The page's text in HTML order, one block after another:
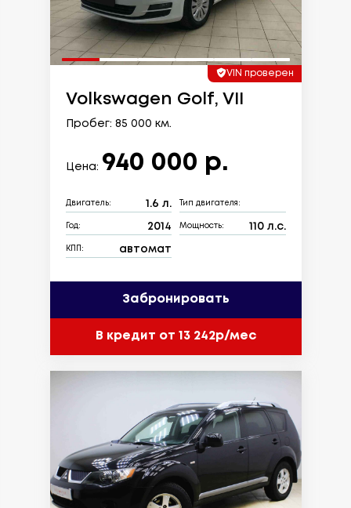
VIN проверен
Volkswagen Golf, VII
Пробег: 85 000 км.
Цена: 940 000 р.
Двигатель: 1.6 л. Тип двигателя:
Год: 2014 Мощность: 110 л.с.
КПП: автомат
Забронировать
В кредит от 13 242р/мес